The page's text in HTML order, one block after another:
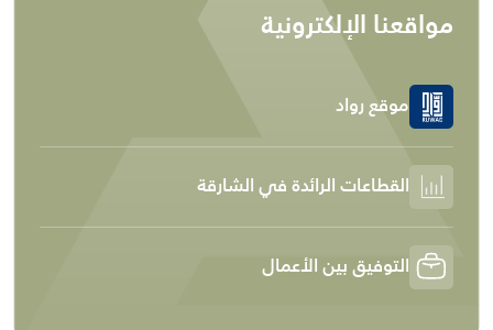
مواقعنا الإلكترونية
موقع رواد
القطاعات الرائدة في الشارقة
التوفيق بين الأعمال